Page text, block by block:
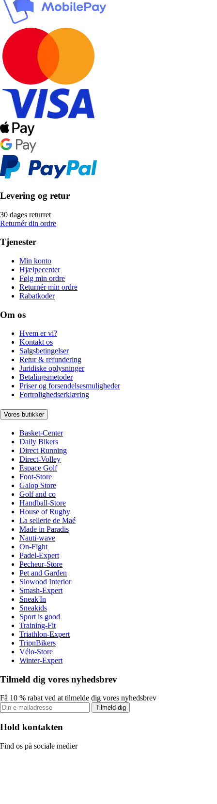
Levering og retur
30 dages returret
Returnér din ordre
Tjenester
Min konto
Hjælpecenter
Følg min ordre
Returnér min ordre
Rabatkoder
Om os
Hvem er vi?
Kontakt os
Salgsbetingelser
Retur & refundering
Juridiske oplysninger
Betalingsmetoder
Priser og forsendelsesmuligheder
Fortrolighedserklæring
Vores butikker
Basket-Center
Daily Bikers
Direct Running
Direct-Volley
Espace Golf
Foot-Store
Galop Store
Golf and co
Handball-Store
House of Rugby
La sellerie de Maé
Made in Paradis
Nauti-wave
On-Fight
Padel-Expert
Pecheur-Store
Pet and Garden
Slowood Interior
Smash-Expert
Sneak'In
Sneakids
Sport is good
Training-Fit
Triathlon-Expert
TripnBikers
Vélo-Store
Winter-Expert
Tilmeld dig vores nyhedsbrev
Få 10 % rabat ved at tilmelde dig vores nyhedsbrev
Tilmeld dig
Hold kontakten
Find os på sociale medier